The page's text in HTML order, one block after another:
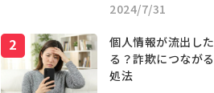
2024/7/31
個人情報が流出し
る？詐欺につなが
処法